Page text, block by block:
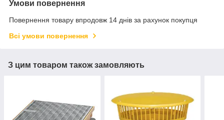
Умови повернення
Повернення товару впродовж 14 днів за рахунок покупця
Всі умови повернення
З цим товаром також замовляють